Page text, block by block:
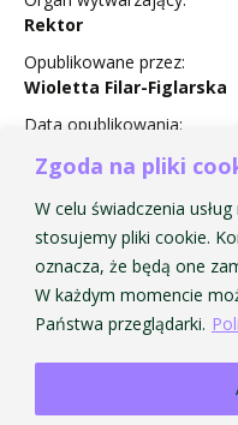
Zgoda na pliki
W celu świadczenia
stosujemy pliki cookie.
oznacza, że będą one
W każdym momencie
Państwa przeglądarki.
Rektor
Opublikowane przez:
Wioletta Filar-Figlarska
Data opublikowania:
Obowiązuje
Strona Główna AMKP Strona